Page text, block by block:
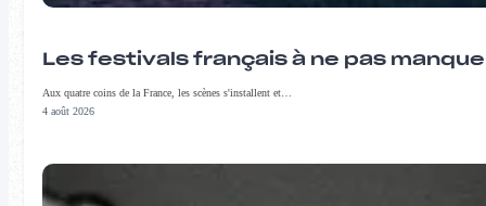
Les festivals français à ne pas
Aux quatre coins de la France, les scènes s'installent et…
4 août 2026